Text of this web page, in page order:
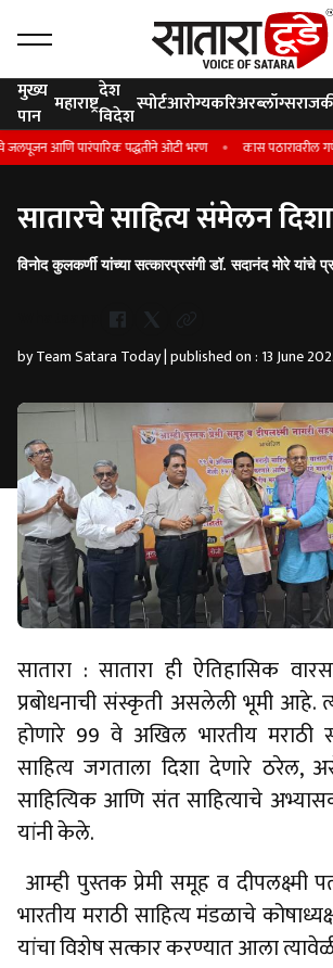
मुख्य
पान महाराष्ट्रदेश
विदेशस्पोर्टआरोग्यकरिअरब्लॉग्स
आणि पारंपारिक पद्धतीने ओटी भरण कास पठारावरील गणेश
सातारचे साहित्य संमेलन
विनोद कुलकर्णी यांच्या सत्कारप्रसंगी डॉ. सदानंद मोरे यांचे
by Team Satara Today | published on : 13 June
सातारा : सातारा ही ऐतिहासिक
प्रबोधनाची संस्कृती असलेली भूमी आहे.
होणारे 99 वे अखिल भारतीय मराठी
साहित्य जगताला दिशा देणारे ठरेल,
साहित्यिक आणि संत साहित्याचे
यांनी केले.
आम्ही पुस्तक प्रेमी समूह व दीपलक्ष्मी
भारतीय मराठी साहित्य मंडळाचे
यांचा विशेष सत्कार करण्यात आला